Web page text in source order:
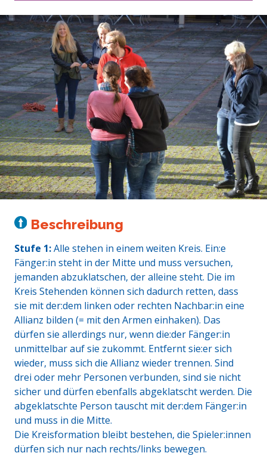
Beschreibung
Stufe 1:Alle stehen in einem weiten Kreis. Ein:e
Fänger:in steht in der Mitte und muss versuchen,
jemanden abzuklatschen, der alleine steht. Die im
Kreis Stehenden können sich dadurch retten, dass
sie mit der:dem linken oder rechten Nachbar:in eine
Allianz bilden (= mit den Armen einhaken). Das
dürfen sie allerdings nur, wenn die:der Fänger:in
unmittelbar auf sie zukommt. Entfernt sie:er sich
wieder, muss sich die Allianz wieder trennen. Sind
drei oder mehr Personen verbunden, sind sie nicht
sicher und dürfen ebenfalls abgeklatscht werden. Die
abgeklatschte Person tauscht mit der:dem Fänger:in
und muss in die Mitte.
Die Kreisformation bleibt bestehen, die Spieler:innen
dürfen sich nur nach rechts/links bewegen.